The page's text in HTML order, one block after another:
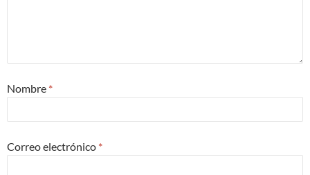
Nombre *
Correo electrónico *